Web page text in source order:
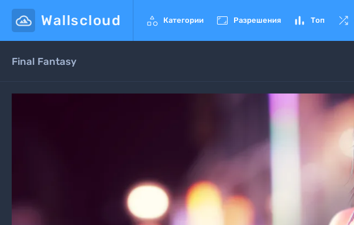
Wallscloud  Категории  Разрешения  Топ 
Final Fantasy